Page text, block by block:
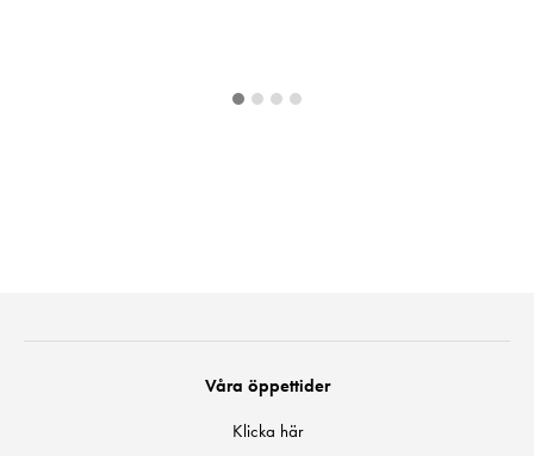
Våra öppettider
Klicka här